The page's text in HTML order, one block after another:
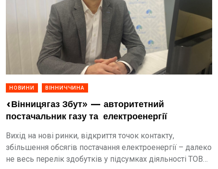
НОВИНИ ВІННИЧЧИНА
«Вінницягаз Збут» — авторитетний
постачальник газу та електроенергії
Вихід на нові ринки, відкриття точок контакту,
збільшення обсягів постачання електроенергії – далеко
не весь перелік здобутків у підсумках діяльності ТОВ